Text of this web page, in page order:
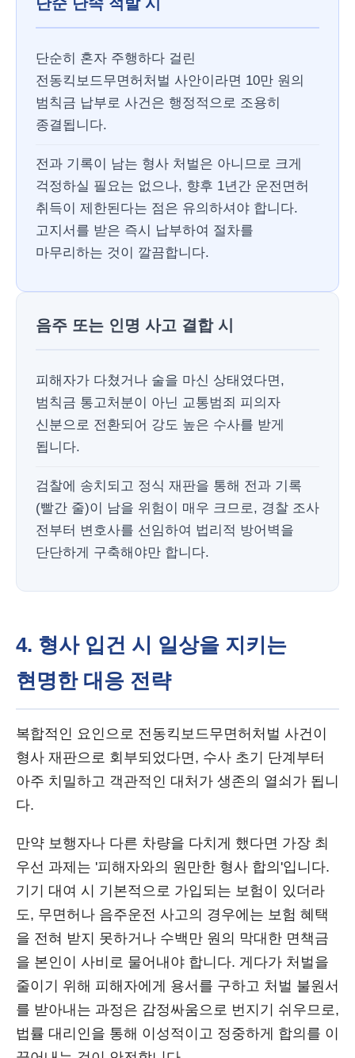
단순히 혼자 주행하다 걸린
전동킥보드무면허처벌 사안이라면 10만 원의
범칙금 납부로 사건은 행정적으로 조용히
종결됩니다.
전과 기록이 남는 형사 처벌은 아니므로 크게
걱정하실 필요는 없으나, 향후 1년간 운전면허
취득이 제한된다는 점은 유의하셔야 합니다.
고지서를 받은 즉시 납부하여 절차를
마무리하는 것이 깔끔합니다.
음주 또는 인명 사고 결합 시
피해자가 다쳤거나 술을 마신 상태였다면,
범칙금 통고처분이 아닌 교통범죄 피의자
신분으로 전환되어 강도 높은 수사를 받게
됩니다.
검찰에 송치되고 정식 재판을 통해 전과 기록
(빨간 줄)이 남을 위험이 매우 크므로, 경찰 조사
전부터 변호사를 선임하여 법리적 방어벽을
단단하게 구축해야만 합니다.
4. 형사 입건 시 일상을 지키는
현명한 대응 전략
복합적인 요인으로 전동킥보드무면허처벌 사건이
형사 재판으로 회부되었다면, 수사 초기 단계부터
아주 치밀하고 객관적인 대처가 생존의 열쇠가 됩니
다.
만약 보행자나 다른 차량을 다치게 했다면 가장 최
우선 과제는 '피해자와의 원만한 형사 합의'입니다.
기기 대여 시 기본적으로 가입되는 보험이 있더라
도, 무면허나 음주운전 사고의 경우에는 보험 혜택
을 전혀 받지 못하거나 수백만 원의 막대한 면책금
을 본인이 사비로 물어내야 합니다. 게다가 처벌을
줄이기 위해 피해자에게 용서를 구하고 처벌 불원서
를 받아내는 과정은 감정싸움으로 번지기 쉬우므로,
법률 대리인을 통해 이성적이고 정중하게 합의를 이